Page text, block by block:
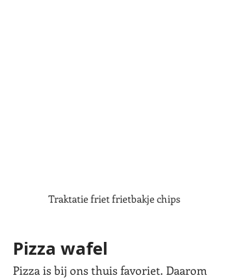
Traktatie friet frietbakje chips
Pizza wafel
Pizza is bij ons thuis favoriet. Daarom